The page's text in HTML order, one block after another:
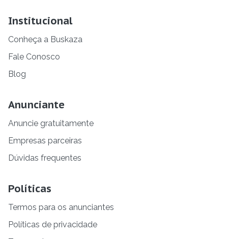
Institucional
Conheça a Buskaza
Fale Conosco
Blog
Anunciante
Anuncie gratuitamente
Empresas parceiras
Dúvidas frequentes
Políticas
Termos para os anunciantes
Políticas de privacidade